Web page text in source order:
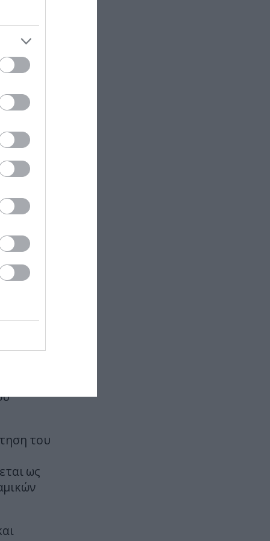
της
ότι το
με
χρήση
του
ως